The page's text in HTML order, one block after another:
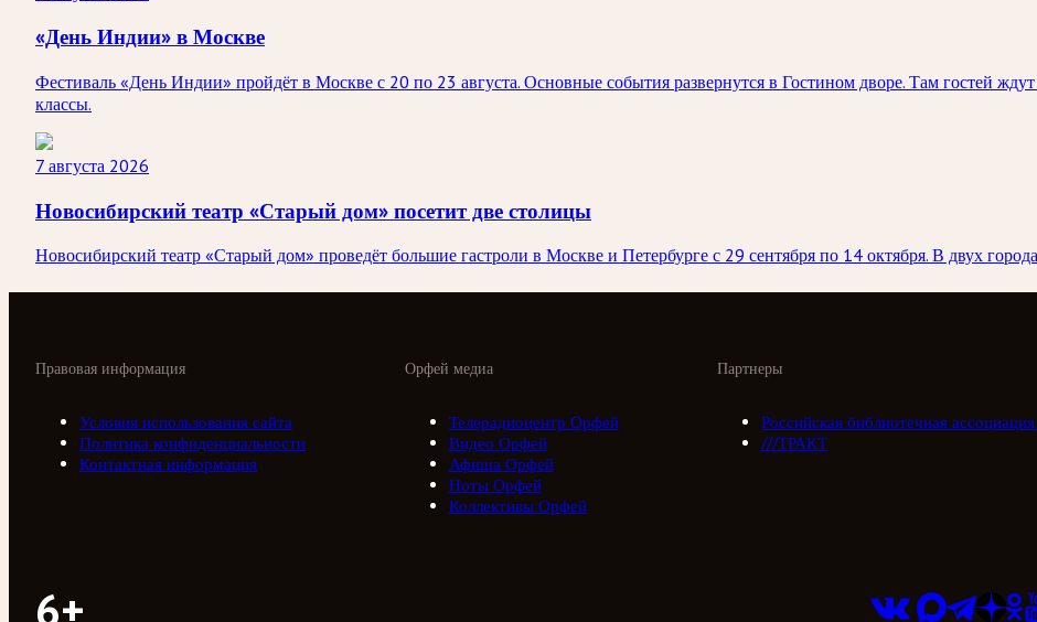
«День Индии» в Москве
Фестиваль «День Индии» пройдёт в Москве с 20 по 23 августа. Основные события развернутся в Гостином дворе. Там гостей
классы.
7 августа 2026
Новосибирский театр «Старый дом» посетит две столицы
Новосибирский театр «Старый дом» проведёт большие гастроли в Москве и Петербурге с 29 сентября по 14 октября. В двух
Орфей медиа
Телерадиоцентр Орфей
Видео Орфей
Афиша Орфей
Ноты Орфей
Коллективы Орфей
Партнеры
Российская библиотечная
///ТРАКТ
Правовая информация
Условия использования сайта
Политика конфиденциальности
Контактная информация
6+